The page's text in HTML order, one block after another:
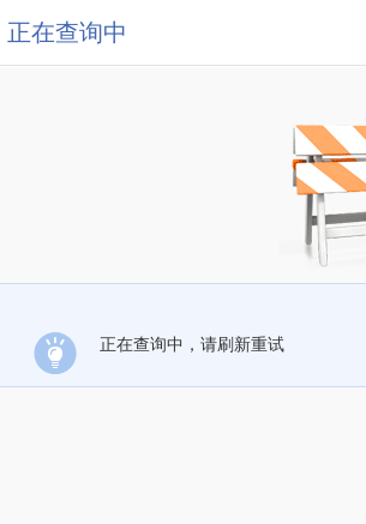
正在查询中
正在查询中，请刷新重试